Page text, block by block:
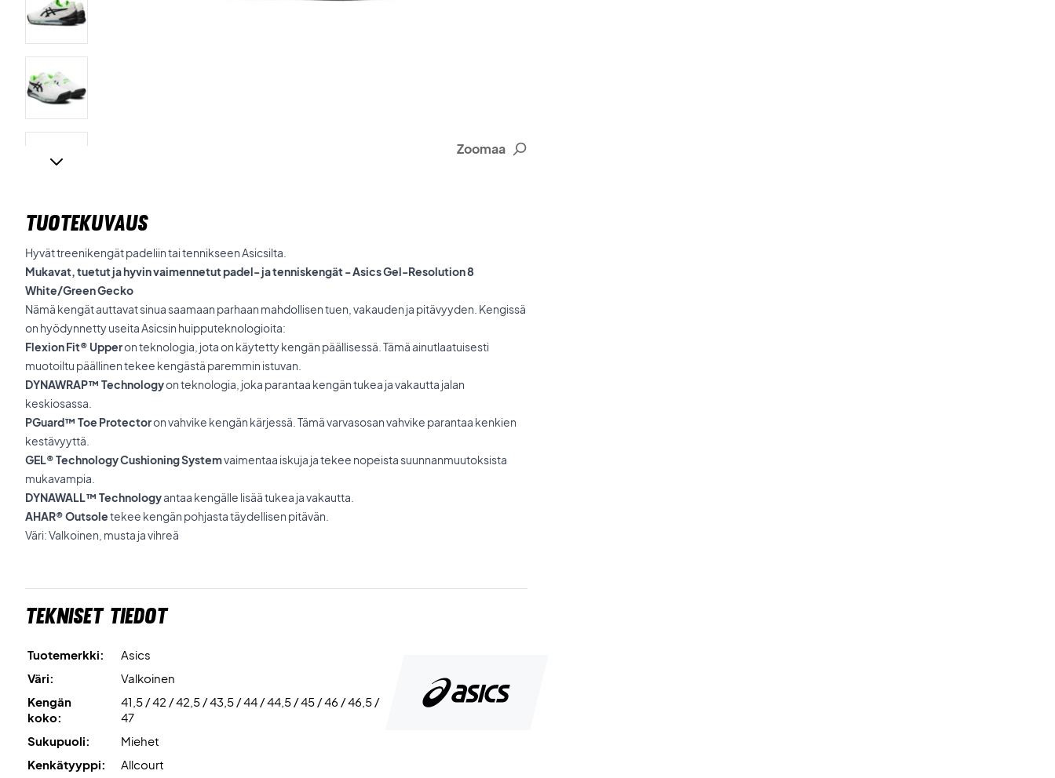
Zoomaa
TUOTEKUVAUS
Hyvät treenikengät padeliin tai tennikseen Asicsilta.
Mukavat, tuetut ja hyvin vaimennetut padel- ja tenniskengät - Asics Gel-Resolution 8
White/Green Gecko
Nämä kengät auttavat sinua saamaan parhaan mahdollisen tuen, vakauden ja pitävyyden. Kengissä
on hyödynnetty useita Asicsin huipputeknologioita:
Flexion Fit® Upperon teknologia, jota on käytetty kengän päällisessä. Tämä ainutlaatuisesti
muotoiltu päällinen tekee kengästä paremmin istuvan.
DYNAWRAP™ Technologyon teknologia, joka parantaa kengän tukea ja vakautta jalan
keskiosassa.
PGuard™ Toe Protectoron vahvike kengän kärjessä. Tämä varvasosan vahvike parantaa kenkien
kestävyyttä.
GEL® Technology Cushioning Systemvaimentaa iskuja ja tekee nopeista suunnanmuutoksista
mukavampia.
DYNAWALL™ Technologyantaa kengälle lisää tukea ja vakautta.
AHAR® Outsoletekee kengän pohjasta täydellisen pitävän.
Väri: Valkoinen, musta ja vihreä
Tekniset tiedot
Tuotemerkki:
Asics
Väri:
Valkoinen
Kengän
koko:
41,5 / 42 / 42,5 / 43,5 / 44 / 44,5 / 45 / 46 / 46,5 /
47
Sukupuoli:
Miehet
Kenkätyyppi:
Allcourt